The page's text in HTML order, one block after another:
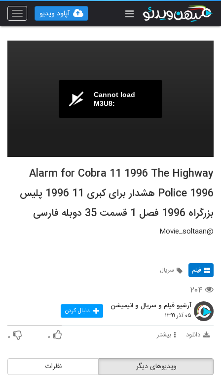
Toggle
آپلود ویدیو
Cannot load
M3U8:
Alarm for Cobra 11 1996 ‌‌‌The Highway
Police 1996 هشدار برای کبری 11 1996 پلیس
بزرگراه 1996 فصل 1 قسمت 35 دوبله فارسی
@Movie_soltaan
فیلم سریال
۲۰۴
آرشیو فیلم و سریال و انیمیشن
۰۵ آذر ۱۳۹۹ دنبال کردن
دانلود بیشتر ۰ ۰
نظرات ویدیوهای دیگر